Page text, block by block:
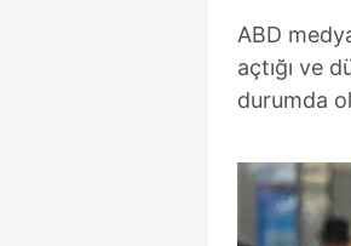
ABD
açtığı ve
durumda